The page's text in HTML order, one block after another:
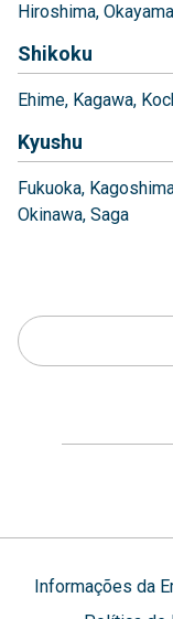
Hiroshima Okayama
Shikoku
Ehime Kagawa
Kyushu
Fukuoka
Okinawa Saga
Informações da